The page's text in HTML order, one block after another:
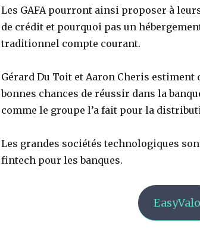
Les GAFA pourront ainsi proposer à
de crédit et pourquoi pas un
traditionnel compte courant.
Gérard Du Toit et Aaron Cheris estiment
bonnes chances de réussir dans la
comme le groupe l’a fait pour la
Les grandes sociétés technologiques
fintech pour les banques.
EasyValo